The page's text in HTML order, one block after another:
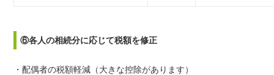
⑥各人の相続分に応じて税額を修正
・配偶者の税額軽減（大きな控除があります）